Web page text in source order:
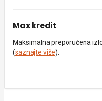
Max kredit
Maksimalna preporučena
(saznajte više).